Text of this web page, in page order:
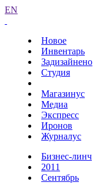
EN
Новое
Инвентарь
Задизайнено
Студия
Магазинус
Медиа
Экспресс
Иронов
Журналус
Бизнес-линч
2011
Сентябрь